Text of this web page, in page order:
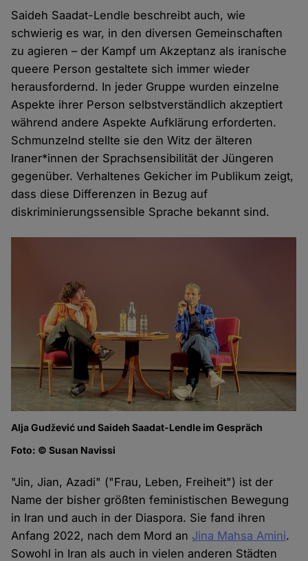
Saideh Saadat-Lendle beschreibt auch, wie
schwierig es war, in den diversen Gemeinschaften
zu agieren – der Kampf um Akzeptanz als iranische
queere Person gestaltete sich immer wieder
herausfordernd. In jeder Gruppe wurden einzelne
Aspekte ihrer Person selbstverständlich akzeptiert
während andere Aspekte Aufklärung erforderten.
Schmunzelnd stellte sie den Witz der älteren
Iraner*innen der Sprachsensibilität der Jüngeren
gegenüber. Verhaltenes Gekicher im Publikum zeigt,
dass diese Differenzen in Bezug auf
diskriminierungssensible Sprache bekannt sind.
Alja Gudžević und Saideh Saadat-Lendle im Gespräch
Foto: © Susan Navissi
"Jin, Jian, Azadi" ("Frau, Leben, Freiheit") ist der
Name der bisher größten feministischen Bewegung
in Iran und auch in der Diaspora. Sie fand ihren
Anfang 2022, nach dem Mord an Jina Mahsa Amini.
Sowohl in Iran als auch in vielen anderen Städten